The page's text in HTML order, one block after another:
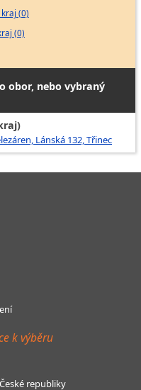
(0)
(0)
obor, nebo vybraný
Lánská 132, Třinec
k výběru
republiky